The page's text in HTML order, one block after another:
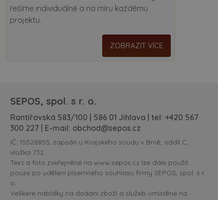
řešíme individuálně a na míru každému
projektu.
ZOBRAZIT VÍCE
SEPOS, spol. s r. o.
Rantířovská 583/100 | 586 01 Jihlava | tel: +420 567
300 227 | E-mail: obchod@sepos.cz
IČ: 15528855, zapsán u Krajského soudu v Brně, oddíl C,
vložka 732.
Text a foto zveřejněné na www.sepos.cz lze dále použít
pouze po udělení písemného souhlasu firmy SEPOS, spol. s r.
o.
Veškeré nabídky na dodání zboží a služeb umístěné na